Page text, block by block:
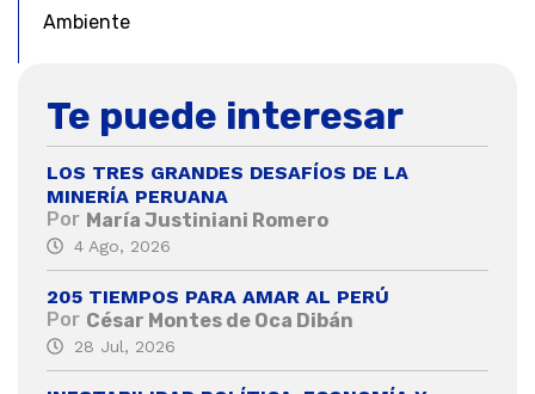
Ambiente
Te puede interesar
LOS TRES GRANDES DESAFÍOS DE LA
MINERÍA PERUANA
Por María Justiniani Romero
4 Ago, 2026
205 TIEMPOS PARA AMAR AL PERÚ
Por César Montes de Oca Dibán
28 Jul, 2026